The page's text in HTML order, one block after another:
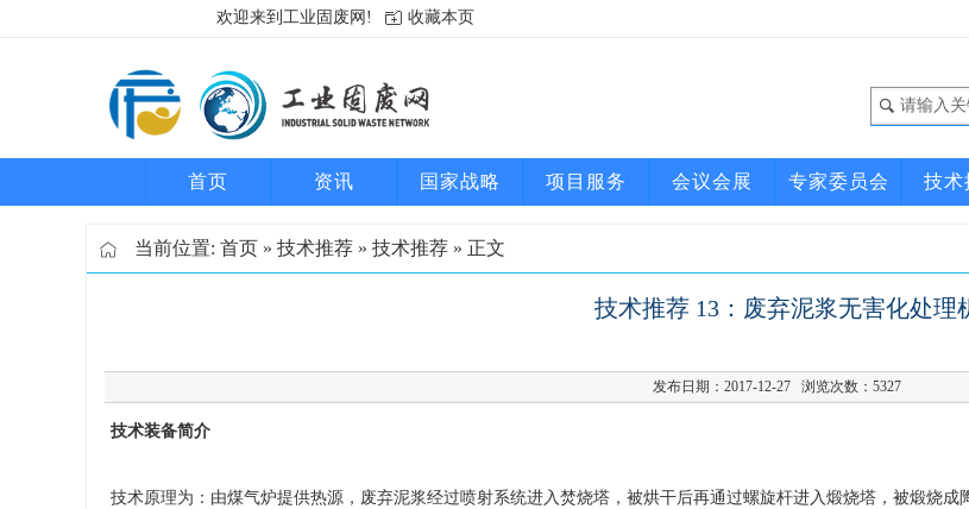
欢迎来到工业固废网! 收藏本页
首页 资讯 国家战略 项目服务 会议会展 专家委员会 技术
当前位置: 首页 » 技术推荐 » 技术推荐 » 正文
技术推荐 13：废弃泥浆无害化处理
发布日期：2017-12-27 浏览次数： 5327
技术装备简介
技术原理为：由煤气炉提供热源，废弃泥浆经过喷射系统进入焚烧塔，被烘干后再通过螺旋杆进入煅烧塔，被煅烧